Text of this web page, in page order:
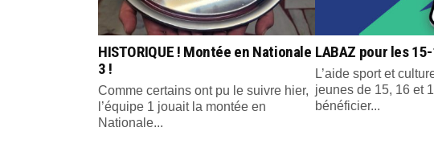
HISTORIQUE ! Montée en Nationale
3 !
Comme certains ont pu le suivre hier,
l’équipe 1 jouait la montée en
Nationale...
LABAZ pour les
L’aide sport et
jeunes de 15, 16 et
bénéficier...